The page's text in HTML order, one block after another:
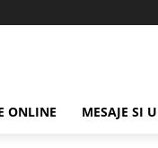
ONLINE MESAJE SI